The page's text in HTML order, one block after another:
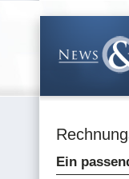
Ein